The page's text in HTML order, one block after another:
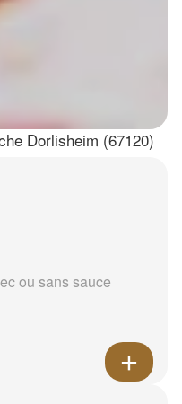
Dorlisheim (67120)
ou sans sauce